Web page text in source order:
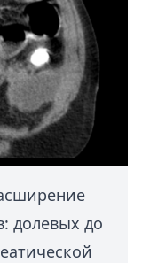
долевых до